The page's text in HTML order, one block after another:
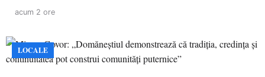
acum 2 ore
LOCALE